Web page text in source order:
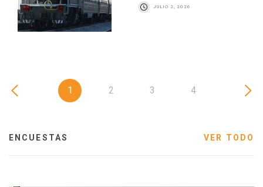
JULIO 2, 2026
1 2 3 4
ENCUESTAS VER TODO